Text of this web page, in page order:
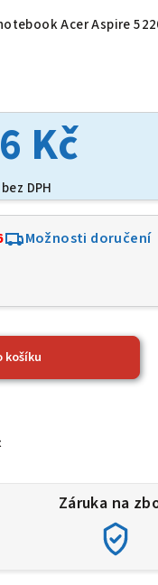
Acer
Acer Aspire
Kč
DPH
Možnosti doručení
košíku
Záruka na